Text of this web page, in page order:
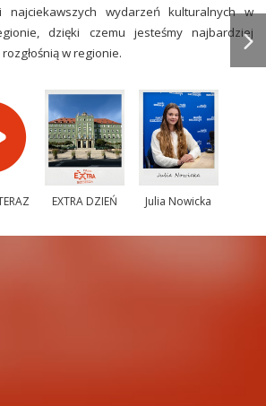
najciekawszych wydarzeń kulturalnych w
dzięki czemu jesteśmy najbardziej
w regionie.
EXTRA DZIEŃ Julia Nowicka